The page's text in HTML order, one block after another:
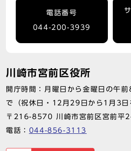
電話番号
044-200-3939
川崎市宮前区役所
開庁時間：月曜日から金曜日の午
で（祝休日・12月29日から1月3日
〒216-8570 川崎市宮前区宮前平
電話： 044-856-3113